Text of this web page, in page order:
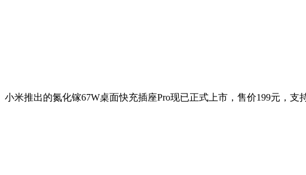
小米推出的氮化镓67W桌面快充插座Pro现已正式上市，售价199元，